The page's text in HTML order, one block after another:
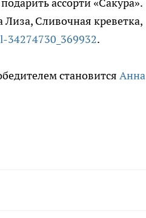
Сливочная креветка,
.
становится Анна